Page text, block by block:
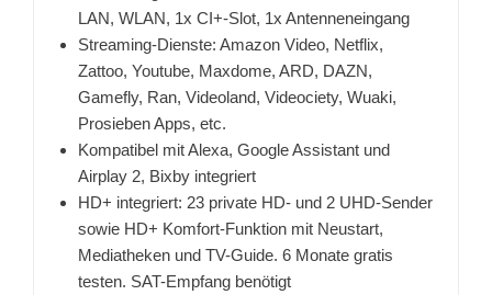
LAN, WLAN, 1x CI+-Slot, 1x Antenneneingang
Streaming-Dienste: Amazon Video, Netflix,
Zattoo, Youtube, Maxdome, ARD, DAZN,
Gamefly, Ran, Videoland, Videociety, Wuaki,
Prosieben Apps, etc.
Kompatibel mit Alexa, Google Assistant und
Airplay 2, Bixby integriert
HD+ integriert: 23 private HD- und 2 UHD-Sender
sowie HD+ Komfort-Funktion mit Neustart,
Mediatheken und TV-Guide. 6 Monate gratis
testen. SAT-Empfang benötigt